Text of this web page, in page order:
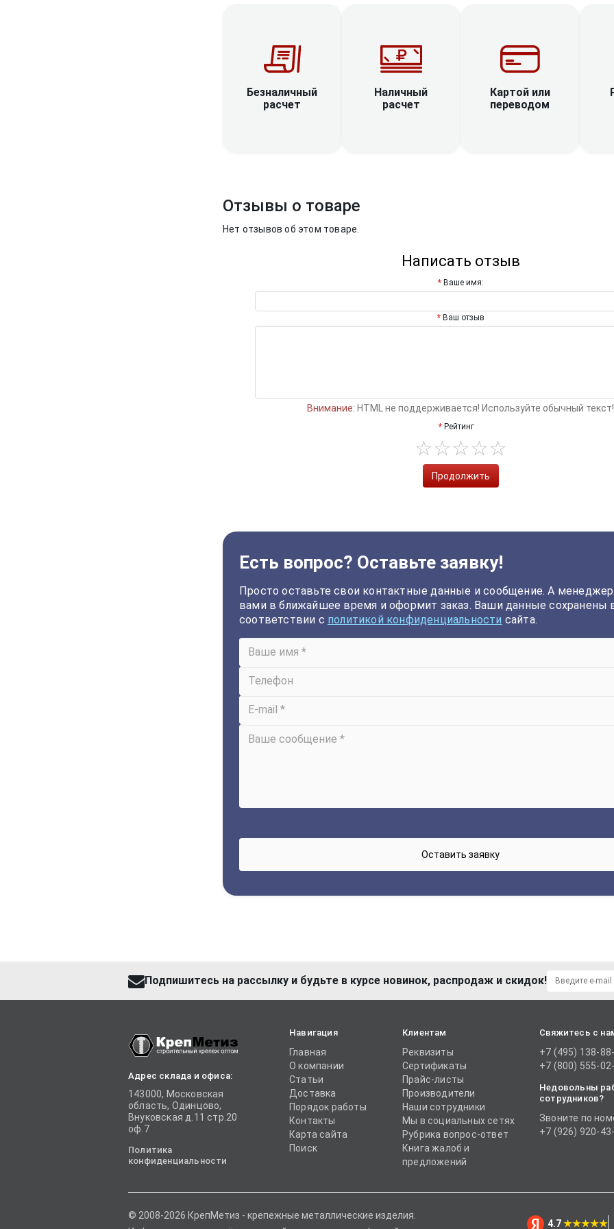
Безналичный
расчет
Наличный
расчет
Картой или
переводом
Отзывы о товаре
Нет отзывов об этом товаре.
Написать отзыв
Ваше имя:
Ваш отзыв
Внимание: HTML не поддерживается! Используйте обычный текст!
Рейтинг
Продолжить
Есть вопрос? Оставьте заявку!
Просто оставьте свои контактные данные и сообщение. А
вами в ближайшее время и оформит заказ. Ваши данные сохранены
соответствии с политикой конфиденциальности сайта.
Подпишитесь на рассылку и будьте в курсе новинок, распродаж и скидок!
Адрес склада и офиса:
143000, Московская
область, Одинцово,
Внуковская д.11 стр.20
оф.7
Политика
конфиденциальности
Навигация
Главная
О компании
Статьи
Доставка
Порядок работы
Контакты
Карта сайта
Поиск
Клиентам
Реквизиты
Сертификаты
Прайс-листы
Производители
Наши сотрудники
Мы в социальных сетях
Рубрика вопрос-ответ
Книга жалоб и
предложений
Свяжитесь с
+7 (495) 138-
+7 (800) 555-
Недовольны
сотрудников?
Звоните по
+7 (926) 920-
© 2008-2026 КрепМетиз - крепежные металлические изделия.
4.7★★★★★